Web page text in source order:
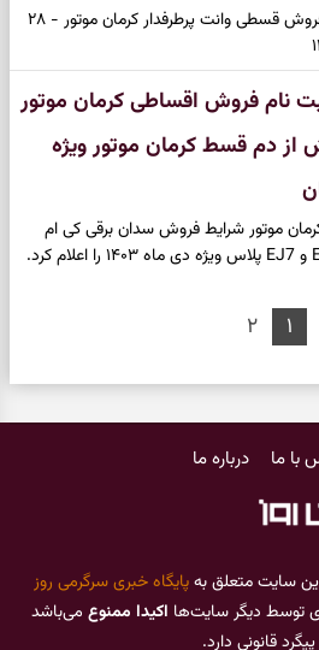
شرایط فروش قسطی وانت پرطرفدار کرمان موتور - ۲۸
نام فروش اقساطی کرمان موتور
از دم قسط کرمان موتور ویژه
موتور شرایط فروش سدان برقی کی ام
۱ ۲
با ما درباره ما
سایت متعلق بهپایگاه خبری سرگرمی روز
توسط دیگر سایت‌ها اکیدا ممنوع می‌باشد
قانونی دارد.